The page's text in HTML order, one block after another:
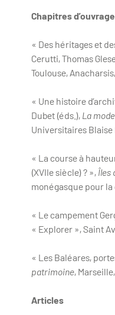
Chapitres
« Des héritages et
Cerutti, Thomas
Toulouse,
« Une histoire
Dubet (éds.), La
Universitaires Blaise
« La course à
(XVIIe siècle) ? »,Îles
monégasque pour la
« Le campement
« Explorer », Saint
« Les Baléares,
patrimoine,
Articles